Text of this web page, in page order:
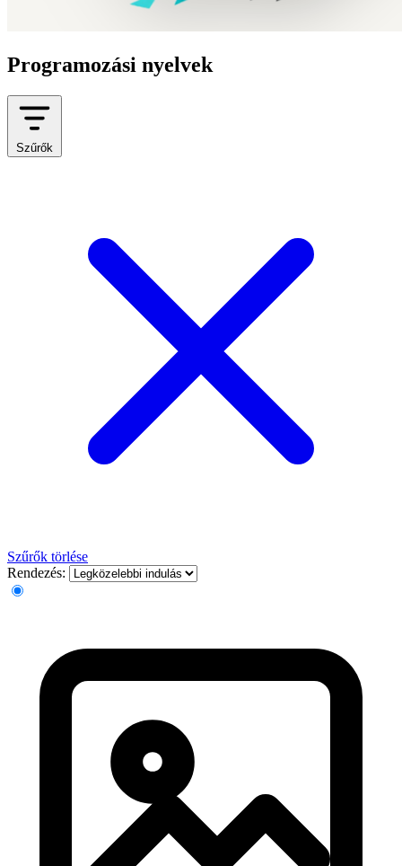
Programozási nyelvek
Szűrők
Szűrők törlése
Rendezés: